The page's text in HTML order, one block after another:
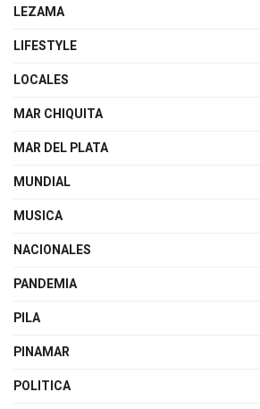
LEZAMA
LIFESTYLE
LOCALES
MAR CHIQUITA
MAR DEL PLATA
MUNDIAL
MUSICA
NACIONALES
PANDEMIA
PILA
PINAMAR
POLITICA